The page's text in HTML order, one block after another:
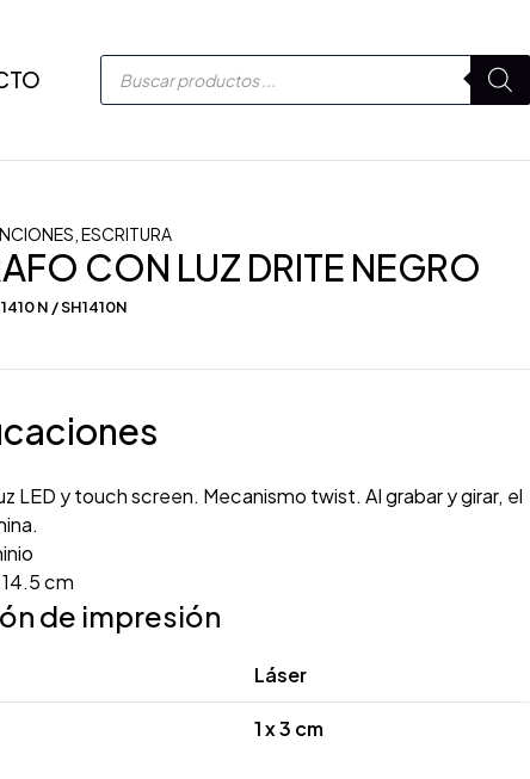
,ESCRITURA
CON LUZ DRITE NEGRO
N / SH1410N
LED y touch screen. Mecanismo twist. Al grabar y girar, el
14.5 cm
de impresión
Láser
1 x 3 cm